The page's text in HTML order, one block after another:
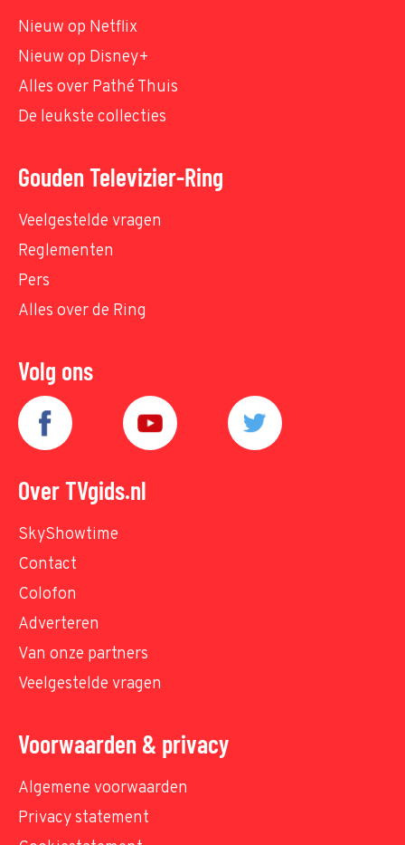
Nieuw op Netflix
Nieuw op Disney+
Alles over Pathé Thuis
De leukste collecties
Gouden Televizier-Ring
Veelgestelde vragen
Reglementen
Pers
Alles over de Ring
Volg ons
Over TVgids.nl
SkyShowtime
Contact
Colofon
Adverteren
Van onze partners
Veelgestelde vragen
Voorwaarden & privacy
Algemene voorwaarden
Privacy statement